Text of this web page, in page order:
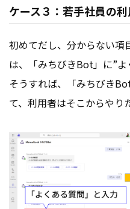
ケース３：若手社員の利
初めてだし、分からない項
は、「みちびきBot」に”よ
そうすれば、「みちびき
て、利用者はそこからやり